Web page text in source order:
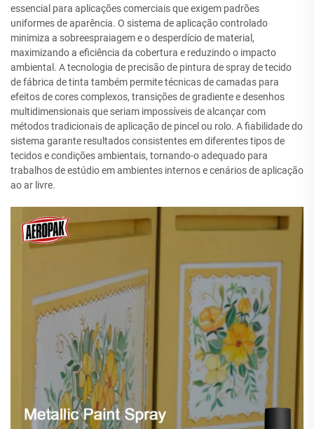
essencial para aplicações comerciais que exigem padrões
uniformes de aparência. O sistema de aplicação controlado
minimiza a sobreespraiagem e o desperdício de material,
maximizando a eficiência da cobertura e reduzindo o impacto
ambiental. A tecnologia de precisão de pintura de spray de tecido
de fábrica de tinta também permite técnicas de camadas para
efeitos de cores complexos, transições de gradiente e desenhos
multidimensionais que seriam impossíveis de alcançar com
métodos tradicionais de aplicação de pincel ou rolo. A fiabilidade do
sistema garante resultados consistentes em diferentes tipos de
tecidos e condições ambientais, tornando-o adequado para
trabalhos de estúdio em ambientes internos e cenários de aplicação
ao ar livre.